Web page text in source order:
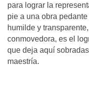
para lograr la
pie a una obra
humilde y
conmovedora, es el
que deja aquí
maestría.